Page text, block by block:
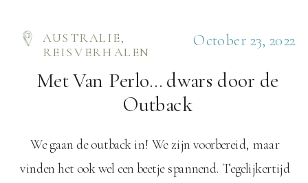
Met Van Perlo… dwars door de
Outback
We gaan de outback in! We zijn voorbereid, maar
vinden het ook wel een beetje spannend. Tegelijkertijd
AUSTRALIE,
REISVERHALEN
October 23, 2022